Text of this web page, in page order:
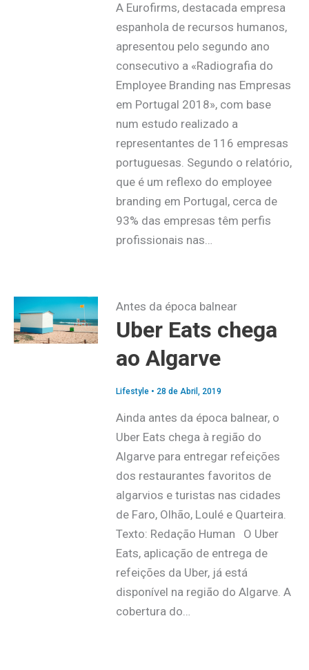
A Eurofirms, destacada empresa
espanhola de recursos humanos,
apresentou pelo segundo ano
consecutivo a «Radiografia do
Employee Branding nas Empresas
em Portugal 2018», com base
num estudo realizado a
representantes de 116 empresas
portuguesas. Segundo o relatório,
que é um reflexo do employee
branding em Portugal, cerca de
93% das empresas têm perfis
profissionais nas…
Antes da época balnear
Uber Eats chega
ao Algarve
Lifestyle• 28 de Abril, 2019
Ainda antes da época balnear, o
Uber Eats chega à região do
Algarve para entregar refeições
dos restaurantes favoritos de
algarvios e turistas nas cidades
de Faro, Olhão, Loulé e Quarteira.
Texto: Redação Human O Uber
Eats, aplicação de entrega de
refeições da Uber, já está
disponível na região do Algarve. A
cobertura do…